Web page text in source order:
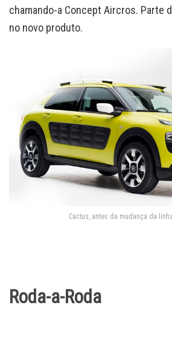
chamando-a Concept Aircros. Parte
no novo produto.
Cactus, antes da mudança da
Roda-a-Roda